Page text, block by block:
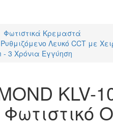
Φωτιστικά Κρεμαστά
Λευκό CCT με
- 3 Χρόνια Εγγύηση
KLV-